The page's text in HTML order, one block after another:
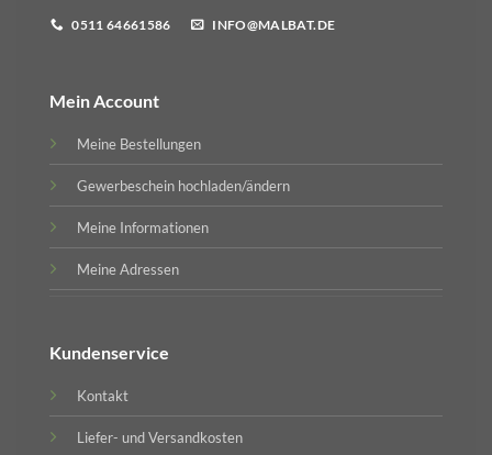
0511 64661586 INFO@MALBAT.DE
Mein Account
Meine Bestellungen
Gewerbeschein hochladen/ändern
Meine Informationen
Meine Adressen
Kundenservice
Kontakt
Liefer- und Versandkosten